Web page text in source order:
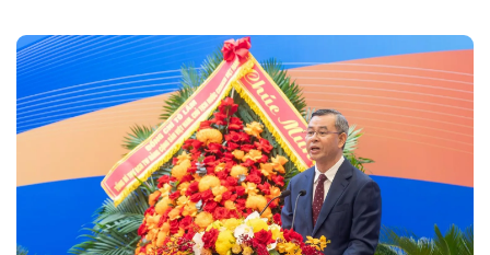
nhiệt và niềm tin kinh doanh dần phục hồi.